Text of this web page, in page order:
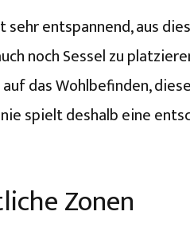
entspannend, aus
noch Sessel zu
das Wohlbefinden,
spielt deshalb eine
Zonen